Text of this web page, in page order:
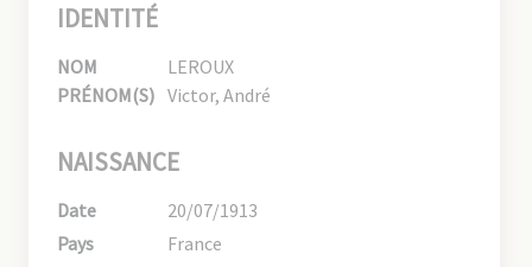
IDENTITÉ
NOM
LEROUX
PRÉNOM(S) Victor, André
NAISSANCE
Date
20/07/1913
Pays
France